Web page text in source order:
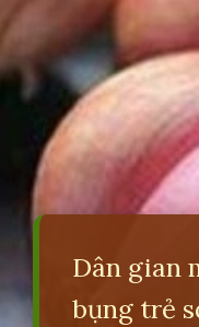
Dân gian
bụng trẻ